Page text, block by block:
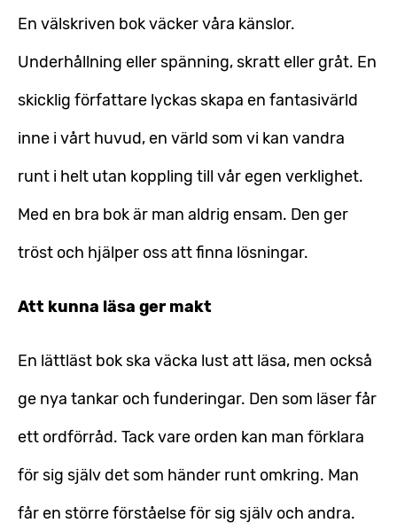
En välskriven bok väcker våra känslor.
Underhållning eller spänning, skratt eller gråt. En
skicklig författare lyckas skapa en fantasivärld
inne i vårt huvud, en värld som vi kan vandra
runt i helt utan koppling till vår egen verklighet.
Med en bra bok är man aldrig ensam. Den ger
tröst och hjälper oss att finna lösningar.
Att kunna läsa ger makt
En lättläst bok ska väcka lust att läsa, men också
ge nya tankar och funderingar. Den som läser får
ett ordförråd. Tack vare orden kan man förklara
för sig själv det som händer runt omkring. Man
får en större förståelse för sig själv och andra.